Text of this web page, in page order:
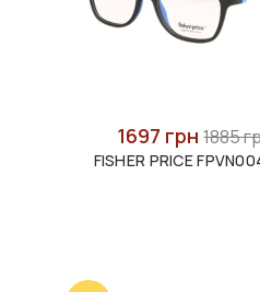
1697 грн1885
FISHER PRICE